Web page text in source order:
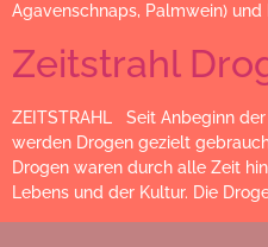
Agavenschnaps, Palmwein) und
Zeitstrahl
ZEITSTRAHL Seit Anbeginn
werden Drogen gezielt
Drogen waren durch alle Zeit
Lebens und der Kultur. Die